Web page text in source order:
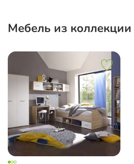
Мебель из